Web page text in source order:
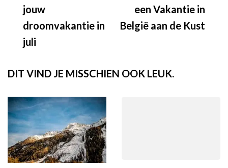
jouw
droomvakantie in
juli
een Vakantie in
België aan de Kust
DIT VIND JE MISSCHIEN OOK LEUK.